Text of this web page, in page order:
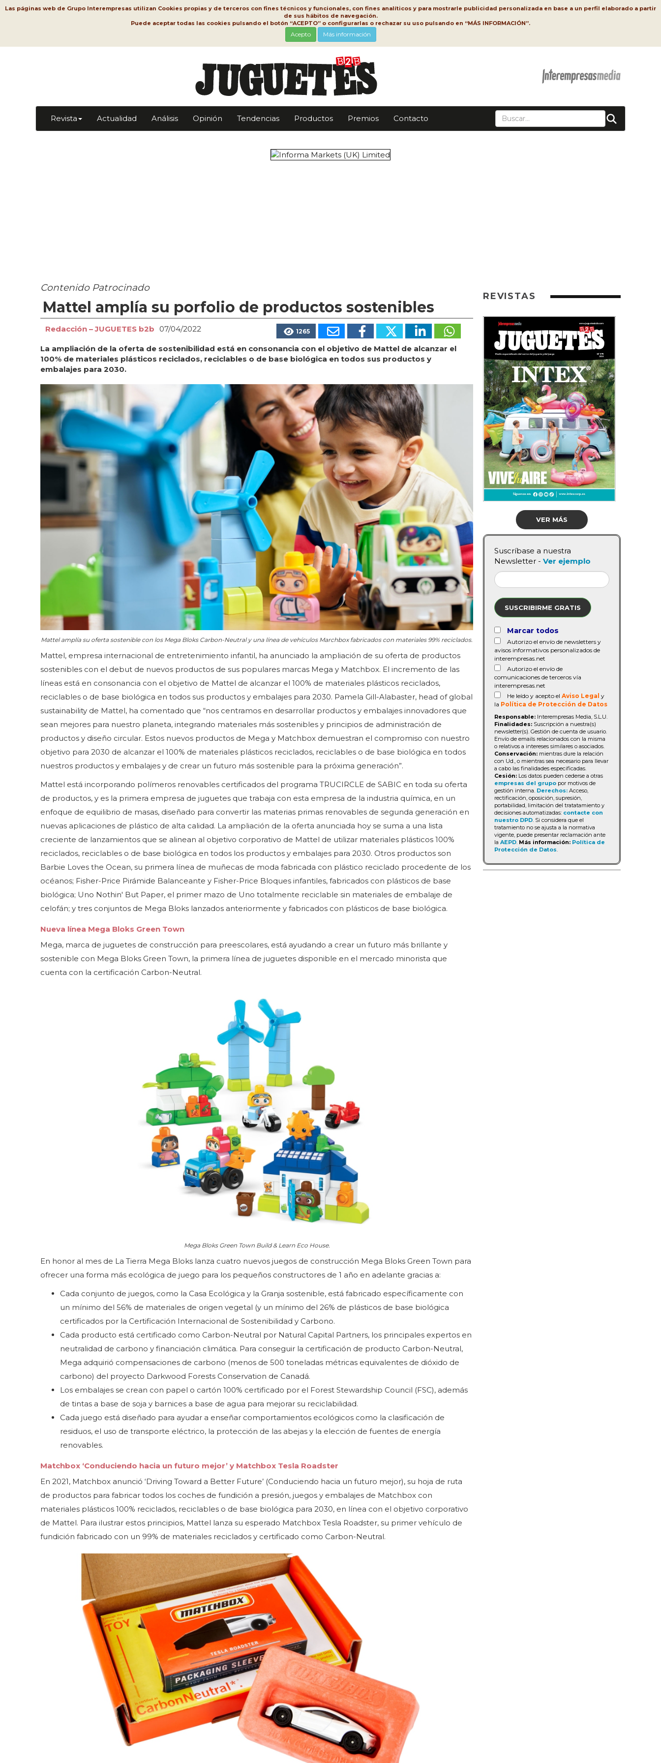
Las páginas web de Grupo Interempresas utilizan Cookies propias y de terceros con fines técnicos y funcionales, con fines analíticos y para mostrarle publicidad personalizada en base a un perfil elaborado a partir
de sus hábitos de navegación.
Puede aceptar todas las cookies pulsando el botón “ACEPTO” o configurarlas o rechazar su uso pulsando en “MÁS INFORMACIÓN”.
Acepto Más información
Revista Actualidad Análisis Opinión Tendencias Productos Premios Contacto
Contenido Patrocinado
Mattel amplía su porfolio de productos sostenibles
Redacción – JUGUETES b2b 07/04/2022 1265
La ampliación de la oferta de sostenibilidad está en consonancia con el objetivo de Mattel de alcanzar el
100% de materiales plásticos reciclados, reciclables o de base biológica en todos sus productos y
embalajes para 2030.
Mattel amplía su oferta sostenible con los Mega Bloks Carbon-Neutral y una línea de vehículos Marchbox fabricados con materiales 99% reciclados.
Mattel, empresa internacional de entretenimiento infantil, ha anunciado la ampliación de su oferta de productos
sostenibles con el debut de nuevos productos de sus populares marcas Mega y Matchbox. El incremento de las
líneas está en consonancia con el objetivo de Mattel de alcanzar el 100% de materiales plásticos reciclados,
reciclables o de base biológica en todos sus productos y embalajes para 2030. Pamela Gill-Alabaster, head of global
sustainability de Mattel, ha comentado que “nos centramos en desarrollar productos y embalajes innovadores que
sean mejores para nuestro planeta, integrando materiales más sostenibles y principios de administración de
productos y diseño circular. Estos nuevos productos de Mega y Matchbox demuestran el compromiso con nuestro
objetivo para 2030 de alcanzar el 100% de materiales plásticos reciclados, reciclables o de base biológica en todos
nuestros productos y embalajes y de crear un futuro más sostenible para la próxima generación”.
Mattel está incorporando polímeros renovables certificados del programa TRUCIRCLE de SABIC en toda su oferta
de productos, y es la primera empresa de juguetes que trabaja con esta empresa de la industria química, en un
enfoque de equilibrio de masas, diseñado para convertir las materias primas renovables de segunda generación en
nuevas aplicaciones de plástico de alta calidad. La ampliación de la oferta anunciada hoy se suma a una lista
creciente de lanzamientos que se alinean al objetivo corporativo de Mattel de utilizar materiales plásticos 100%
reciclados, reciclables o de base biológica en todos los productos y embalajes para 2030. Otros productos son
Barbie Loves the Ocean, su primera línea de muñecas de moda fabricada con plástico reciclado procedente de los
océanos; Fisher-Price Pirámide Balanceante y Fisher-Price Bloques infantiles, fabricados con plásticos de base
biológica; Uno Nothin' But Paper, el primer mazo de Uno totalmente reciclable sin materiales de embalaje de
celofán; y tres conjuntos de Mega Bloks lanzados anteriormente y fabricados con plásticos de base biológica.
Nueva línea Mega Bloks Green Town
Mega, marca de juguetes de construcción para preescolares, está ayudando a crear un futuro más brillante y
sostenible con Mega Bloks Green Town, la primera línea de juguetes disponible en el mercado minorista que
cuenta con la certificación Carbon-Neutral.
Mega Bloks Green Town Build & Learn Eco House.
En honor al mes de La Tierra Mega Bloks lanza cuatro nuevos juegos de construcción Mega Bloks Green Town para
ofrecer una forma más ecológica de juego para los pequeños constructores de 1 año en adelante gracias a:
Cada conjunto de juegos, como la Casa Ecológica y la Granja sostenible, está fabricado específicamente con
un mínimo del 56% de materiales de origen vegetal (y un mínimo del 26% de plásticos de base biológica
certificados por la Certificación Internacional de Sostenibilidad y Carbono.
Cada producto está certificado como Carbon-Neutral por Natural Capital Partners, los principales expertos en
neutralidad de carbono y financiación climática. Para conseguir la certificación de producto Carbon-Neutral,
Mega adquirió compensaciones de carbono (menos de 500 toneladas métricas equivalentes de dióxido de
carbono) del proyecto Darkwood Forests Conservation de Canadá.
Los embalajes se crean con papel o cartón 100% certificado por el Forest Stewardship Council (FSC), además
de tintas a base de soja y barnices a base de agua para mejorar su reciclabilidad.
Cada juego está diseñado para ayudar a enseñar comportamientos ecológicos como la clasificación de
residuos, el uso de transporte eléctrico, la protección de las abejas y la elección de fuentes de energía
renovables.
Matchbox ‘Conduciendo hacia un futuro mejor’ y Matchbox Tesla Roadster
En 2021, Matchbox anunció ‘Driving Toward a Better Future’ (Conduciendo hacia un futuro mejor), su hoja de ruta
de productos para fabricar todos los coches de fundición a presión, juegos y embalajes de Matchbox con
materiales plásticos 100% reciclados, reciclables o de base biológica para 2030, en línea con el objetivo corporativo
de Mattel. Para ilustrar estos principios, Mattel lanza su esperado Matchbox Tesla Roadster, su primer vehículo de
fundición fabricado con un 99% de materiales reciclados y certificado como Carbon-Neutral.
REVISTAS
VER MÁS
Suscríbase a nuestra
Newsletter - Ver ejemplo
SUSCRIBIRME GRATIS
Marcar todos
Autorizo el envío de newsletters y
avisos informativos personalizados de
interempresas.net
Autorizo el envío de
comunicaciones de terceros vía
interempresas.net
He leído y acepto el Aviso Legal y
la Política de Protección de Datos
Responsable: Interempresas Media, S.L.U.
Finalidades: Suscripción a nuestra(s)
newsletter(s). Gestión de cuenta de usuario.
Envío de emails relacionados con la misma
o relativos a intereses similares o asociados.
Conservación: mientras dure la relación
con Ud., o mientras sea necesario para llevar
a cabo las finalidades especificadas.
Cesión: Los datos pueden cederse a otras
empresas del grupo por motivos de
gestión interna. Derechos: Acceso,
rectificación, oposición, supresión,
portabilidad, limitación del tratatamiento y
decisiones automatizadas: contacte con
nuestro DPD. Si considera que el
tratamiento no se ajusta a la normativa
vigente, puede presentar reclamación ante
la AEPD. Más información: Política de
Protección de Datos.